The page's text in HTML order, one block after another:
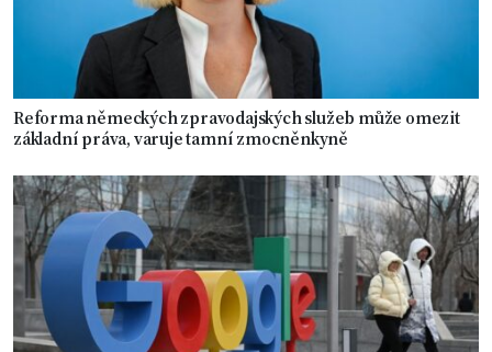
Reforma německých zpravodajských služeb může omezit
základní práva, varuje tamní zmocněnkyně